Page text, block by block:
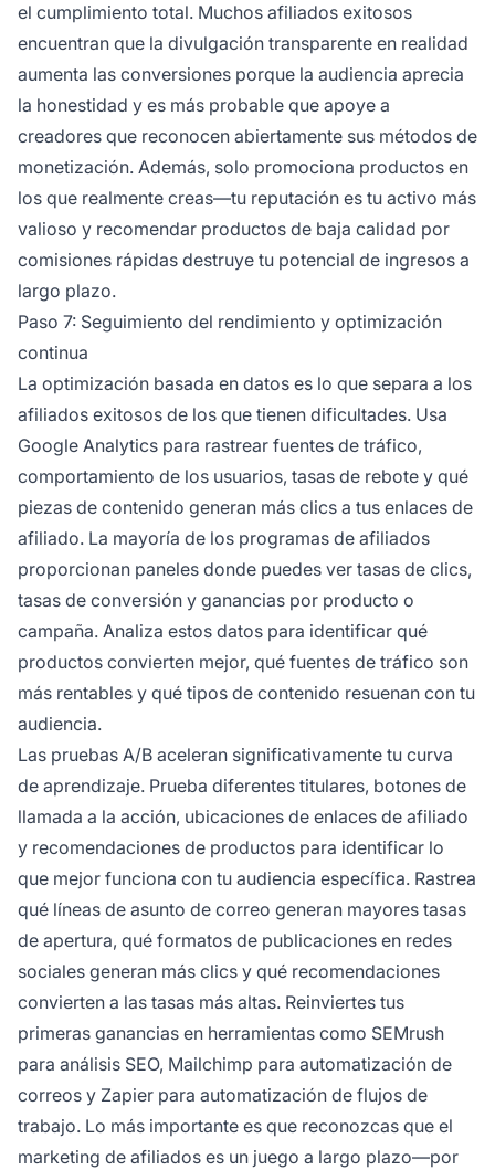
el cumplimiento total. Muchos afiliados exitosos
encuentran que la divulgación transparente en realidad
aumenta las conversiones porque la audiencia aprecia
la honestidad y es más probable que apoye a
creadores que reconocen abiertamente sus métodos de
monetización. Además, solo promociona productos en
los que realmente creas—tu reputación es tu activo más
valioso y recomendar productos de baja calidad por
comisiones rápidas destruye tu potencial de ingresos a
largo plazo.
Paso 7: Seguimiento del rendimiento y optimización
continua
La optimización basada en datos es lo que separa a los
afiliados exitosos de los que tienen dificultades. Usa
Google Analytics para rastrear fuentes de tráfico,
comportamiento de los usuarios, tasas de rebote y qué
piezas de contenido generan más clics a tus enlaces de
afiliado. La mayoría de los programas de afiliados
proporcionan paneles donde puedes ver tasas de clics,
tasas de conversión y ganancias por producto o
campaña. Analiza estos datos para identificar qué
productos convierten mejor, qué fuentes de tráfico son
más rentables y qué tipos de contenido resuenan con tu
audiencia.
Las pruebas A/B aceleran significativamente tu curva
de aprendizaje. Prueba diferentes titulares, botones de
llamada a la acción, ubicaciones de enlaces de afiliado
y recomendaciones de productos para identificar lo
que mejor funciona con tu audiencia específica. Rastrea
qué líneas de asunto de correo generan mayores tasas
de apertura, qué formatos de publicaciones en redes
sociales generan más clics y qué recomendaciones
convierten a las tasas más altas. Reinviertes tus
primeras ganancias en herramientas como SEMrush
para análisis SEO, Mailchimp para automatización de
correos y Zapier para automatización de flujos de
trabajo. Lo más importante es que reconozcas que el
marketing de afiliados es un juego a largo plazo—por